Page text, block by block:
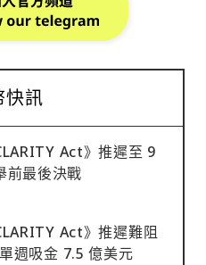
快訊
Act》推遲至 9
前最後決戰
Act》推遲難阻
週吸金 7.5 億美元